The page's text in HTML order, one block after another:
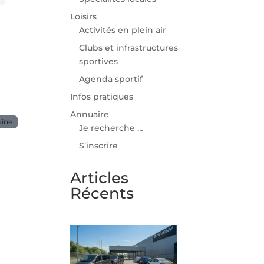
Loisirs
Activités en plein air
Clubs et infrastructures
sportives
Agenda sportif
Infos pratiques
Annuaire
Je recherche …
S’inscrire
Articles
Récents